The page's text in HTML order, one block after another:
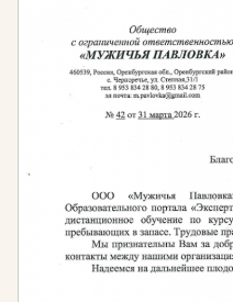
диплом о
установленного
бессрочным сроком
программы
периодичность которых
нефтегазового дела